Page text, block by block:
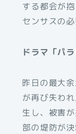
する都会が
センサスの
ドラマ「パ
昨日の最大
が再び失わ
生し、被害
部の堤防が